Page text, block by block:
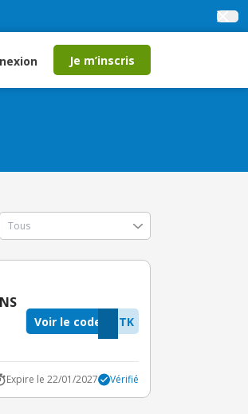
Je m’inscris
ZTK
Voir le code
Expire le 22/01/2027 Vérifié